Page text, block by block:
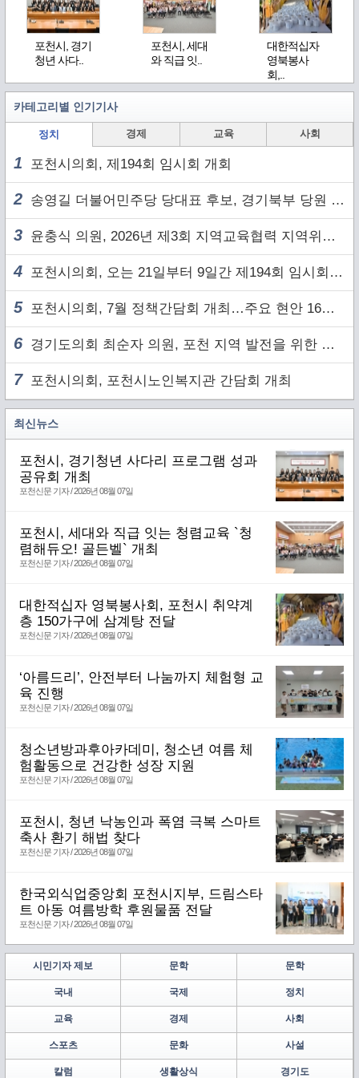
포천시, 경기
청년 사다..
포천시, 세대
와 직급 잇..
대한적십자
영북봉사
회,..
카테고리별 인기기사
정치 경제 교육 사회
1 포천시의회, 제194회 임시회 개회
2 송영길 더불어민주당 당대표 후보, 경기북부 당원 및 2030 세대와 ‘소통 행보’
3 윤충식 의원, 2026년 제3회 지역교육협력 지역위원회 주재
4 포천시의회, 오는 21일부터 9일간 제194회 임시회 개회
5 포천시의회, 7월 정책간담회 개최…주요 현안 16건 점검
6 경기도의회 최순자 의원, 포천 지역 발전을 위한 정담회 개최
7포천시의회, 포천시노인복지관 간담회 개최
최신뉴스
포천시, 경기청년 사다리 프로그램 성과
공유회 개최
포천신문 기자 / 2026년 08월 07일
포천시, 세대와 직급 잇는 청렴교육 `청
렴해듀오! 골든벨` 개최
포천신문 기자 / 2026년 08월 07일
대한적십자 영북봉사회, 포천시 취약계
층 150가구에 삼계탕 전달
포천신문 기자 / 2026년 08월 07일
‘아름드리’, 안전부터 나눔까지 체험형 교
육 진행
포천신문 기자 / 2026년 08월 07일
청소년방과후아카데미, 청소년 여름 체
험활동으로 건강한 성장 지원
포천신문 기자 / 2026년 08월 07일
포천시, 청년 낙농인과 폭염 극복 스마트
축사 환기 해법 찾다
포천신문 기자 / 2026년 08월 07일
한국외식업중앙회 포천시지부, 드림스타
트 아동 여름방학 후원물품 전달
포천신문 기자 / 2026년 08월 07일
시민기자 제보 문학 문학
국내 국제 정치
교육 경제 사회
스포츠 문화 사설
칼럼 생활상식 경기도